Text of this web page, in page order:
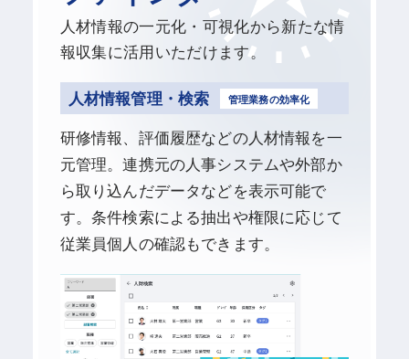
人材情報の一元化・可視化から新たな情
報収集に活用いただけます。
人材情報管理・検索 管理業務の効率化
研修情報、評価履歴などの人材情報を一
元管理。連携元の人事システムや外部か
ら取り込んだデータなどを表示可能で
す。条件検索による抽出や権限に応じて
従業員個人の確認もできます。